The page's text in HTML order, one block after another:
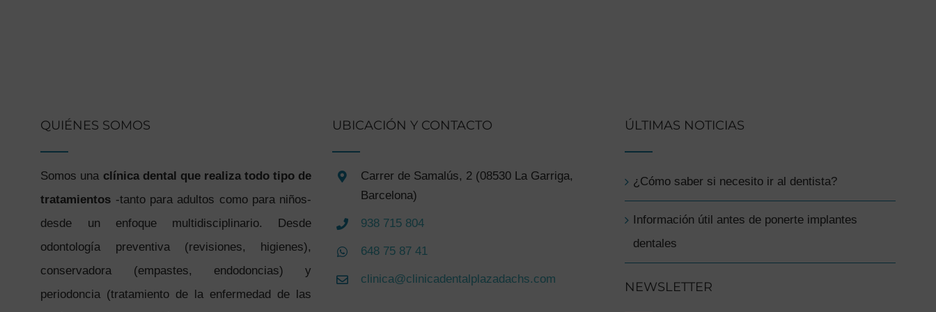
QUIÉNES SOMOS
Somos una clínica dental que realiza todo tipo de
tratamientos -tanto para adultos como para niños-
desde un enfoque multidisciplinario. Desde
odontología preventiva (revisiones, higienes),
conservadora (empastes, endodoncias) y
periodoncia (tratamiento de la enfermedad de las
UBICACIÓN Y CONTACTO
Carrer de Samalús, 2 (08530 La Garriga,
Barcelona)
938 715 804
648 75 87 41
clinica@clinicadentalplazadachs.com
ÚLTIMAS NOTICIAS
¿Cómo saber si necesito ir al dentista?
Información útil antes de ponerte implantes
dentales
NEWSLETTER